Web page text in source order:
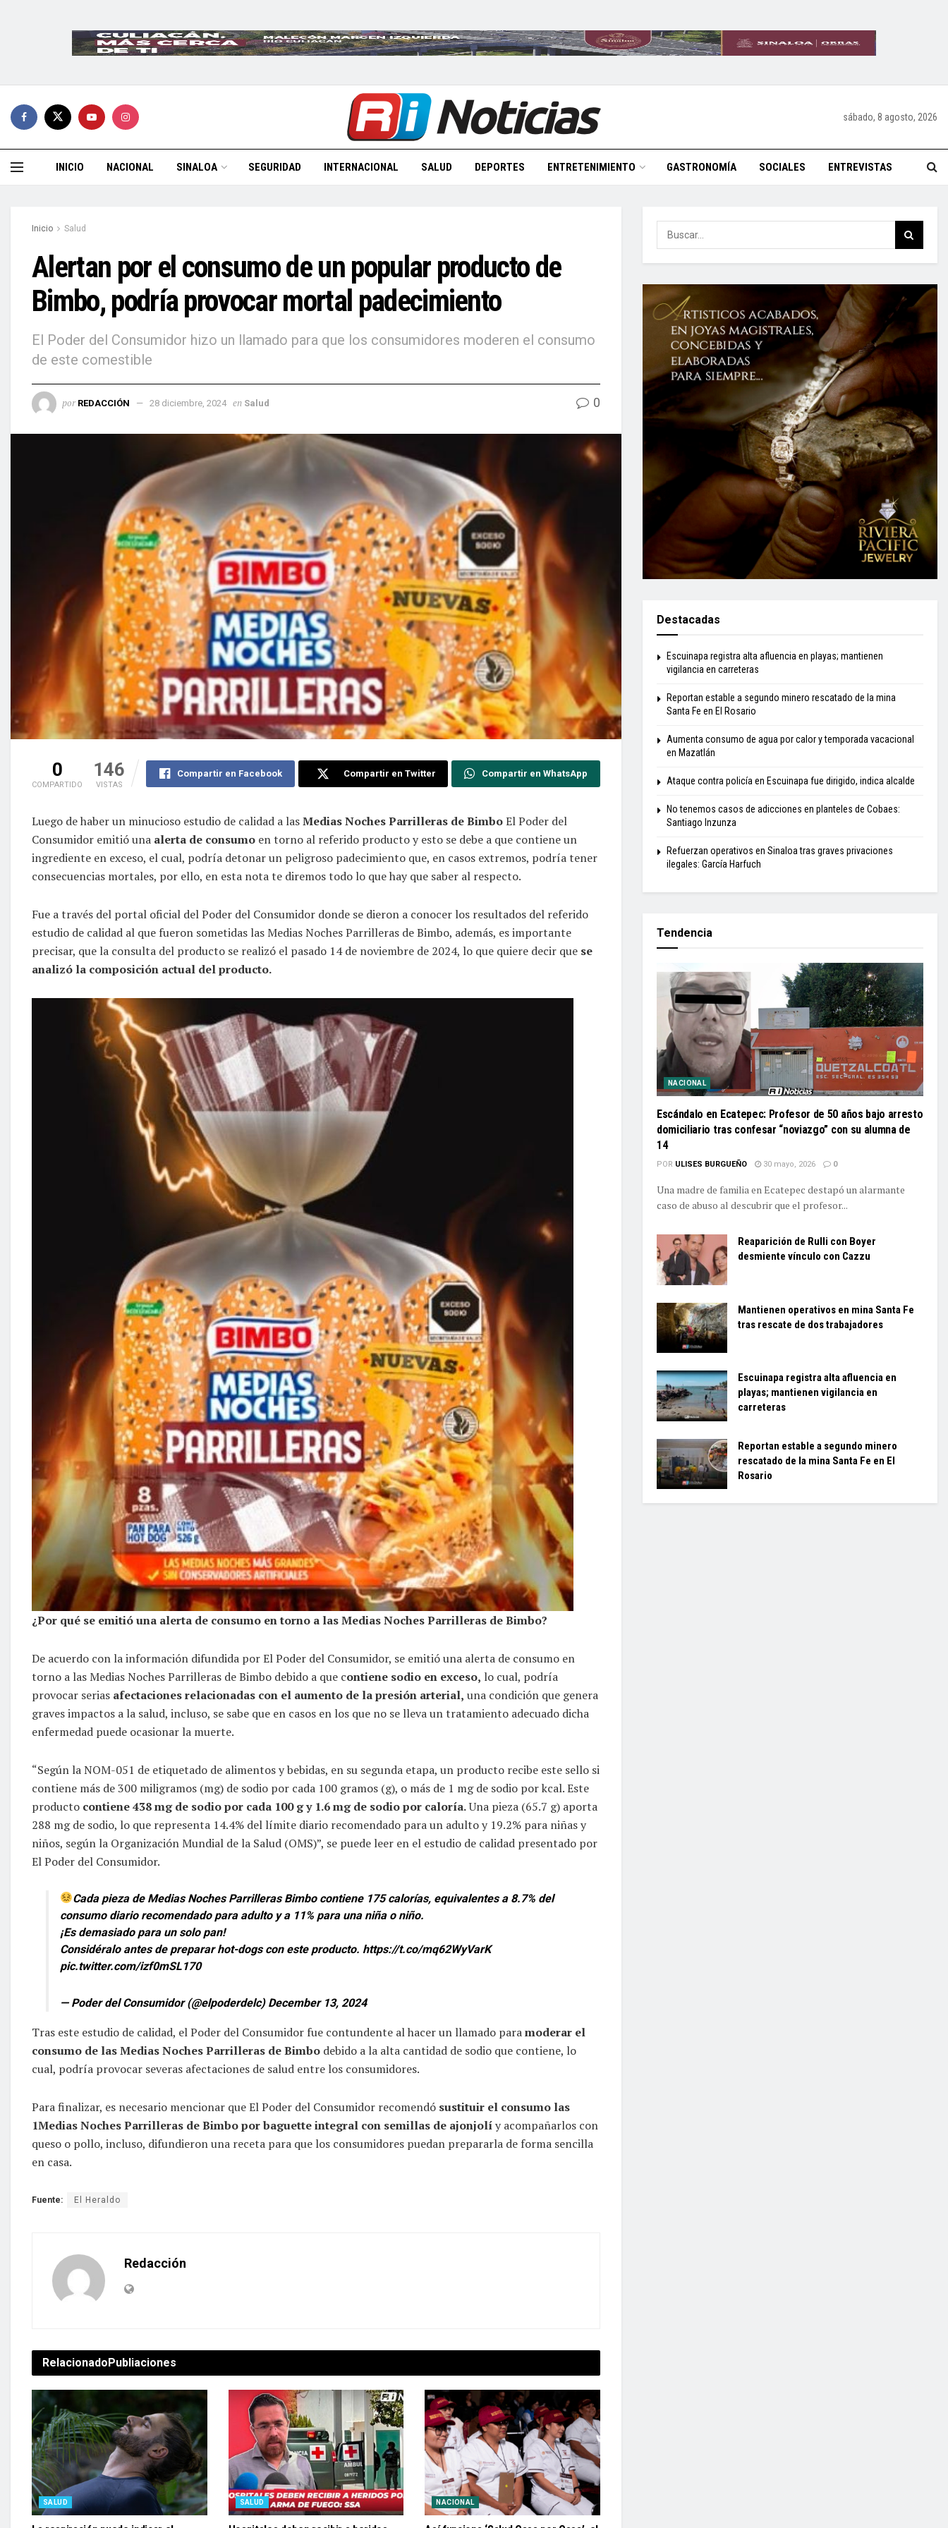
sábado, 8 agosto, 2026
INICIO NACIONAL SINALOA SEGURIDAD INTERNACIONAL SALUD DEPORTES ENTRETENIMIENTO GASTRONOMÍA SOCIALES ENTREVISTAS
Inicio Salud
Alertan por el consumo de un popular producto de
Bimbo, podría provocar mortal padecimiento
El Poder del Consumidor hizo un llamado para que los consumidores moderen el consumo
de este comestible
por REDACCIÓN 28 diciembre, 2024 en Salud 0
0
COMPARTIDO
146
VISTAS
Compartir en Facebook Compartir en Twitter Compartir en WhatsApp
Luego de haber un minucioso estudio de calidad a lasMedias Noches Parrilleras de BimboEl Poder del
Consumidor emitió una alerta de consumo en torno al referido producto y esto se debe a que contiene un
ingrediente en exceso, el cual, podría detonar un peligroso padecimiento que, en casos extremos, podría tener
consecuencias mortales, por ello, en esta nota te diremos todo lo que hay que saber al respecto.
Fue a través del portal oficial del Poder del Consumidor donde se dieron a conocer los resultados del referido
estudio de calidad al que fueron sometidas las Medias Noches Parrilleras de Bimbo, además, es importante
precisar, que la consulta del producto se realizó el pasado 14 de noviembre de 2024, lo que quiere decir que se
analizó la composición actual del producto.
¿Por qué se emitió una alerta de consumo en torno a las Medias Noches Parrilleras de Bimbo?
De acuerdo con la información difundida por El Poder del Consumidor, se emitió una alerta de consumo en
torno a las Medias Noches Parrilleras de Bimbo debido a que contiene sodio en exceso, lo cual, podría
provocar serias afectaciones relacionadas con el aumento de la presión arterial, una condición que genera
graves impactos a la salud, incluso, se sabe que en casos en los que no se lleva un tratamiento adecuado dicha
enfermedad puede ocasionar la muerte.
“Según la NOM-051 de etiquetado de alimentos y bebidas, en su segunda etapa, un producto recibe este sello si
contiene más de 300 miligramos (mg) de sodio por cada 100 gramos (g), o más de 1 mg de sodio por kcal. Este
producto contiene 438 mg de sodio por cada 100 g y 1.6 mg de sodio por caloría.Una pieza (65.7 g) aporta
288 mg de sodio, lo que representa 14.4% del límite diario recomendado para un adulto y 19.2% para niñas y
niños, según la Organización Mundial de la Salud (OMS)”, se puede leer en el estudio de calidad presentado por
El Poder del Consumidor.
Cada pieza de Medias Noches Parrilleras Bimbo contiene 175 calorías, equivalentes a 8.7% del
consumo diario recomendado para adulto y a 11% para una niña o niño.
¡Es demasiado para un solo pan!
Considéralo antes de preparar hot-dogs con este producto. https://t.co/mq62WyVarK
pic.twitter.com/izf0mSL170
— Poder del Consumidor (@elpoderdelc) December 13, 2024
Tras este estudio de calidad, el Poder del Consumidor fue contundente al hacer un llamado paramoderar el
consumo de las Medias Noches Parrilleras de Bimbo debido a la alta cantidad de sodio que contiene, lo
cual, podría provocar severas afectaciones de salud entre los consumidores.
Para finalizar, es necesario mencionar que El Poder del Consumidor recomendó sustituir el consumo las
1Medias Noches Parrilleras de Bimbo por baguette integral con semillas de ajonjolíy acompañarlos con
queso o pollo, incluso, difundieron una receta para que los consumidores puedan prepararla de forma sencilla
en casa.
Fuente: El Heraldo
Redacción
RelacionadoPubliaciones
SALUD SALUD NACIONAL
Destacadas
Escuinapa registra alta afluencia en playas; mantienen
vigilancia en carreteras
Reportan estable a segundo minero rescatado de la mina
Santa Fe en El Rosario
Aumenta consumo de agua por calor y temporada vacacional
en Mazatlán
Ataque contra policía en Escuinapa fue dirigido, indica alcalde
No tenemos casos de adicciones en planteles de Cobaes:
Santiago Inzunza
Refuerzan operativos en Sinaloa tras graves privaciones
ilegales: García Harfuch
Tendencia
NACIONAL
Escándalo en Ecatepec: Profesor de 50 años bajo arresto
domiciliario tras confesar “noviazgo” con su alumna de
14
POR ULISES BURGUEÑO 30 mayo, 2026 0
Una madre de familia en Ecatepec destapó un alarmante
caso de abuso al descubrir que el profesor...
Reaparición de Rulli con Boyer
desmiente vínculo con Cazzu
Mantienen operativos en mina Santa Fe
tras rescate de dos trabajadores
Escuinapa registra alta afluencia en
playas; mantienen vigilancia en
carreteras
Reportan estable a segundo minero
rescatado de la mina Santa Fe en El
Rosario